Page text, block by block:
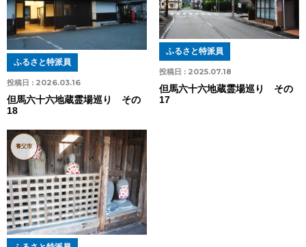
投稿日 : 2026.03.16
ふるさと特派員
但馬六十六地蔵霊場巡り その
18
投稿日 : 2025.07.18
ふるさと特派員
但馬六十六地蔵霊場巡り その
17
養父市